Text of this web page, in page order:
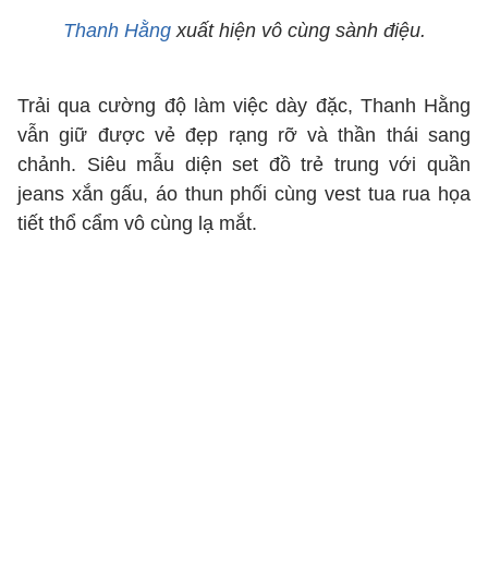
Thanh Hằngxuất hiện vô cùng sành điệu.
Trải qua cường độ làm việc dày đặc, Thanh Hằng
vẫn giữ được vẻ đẹp rạng rỡ và thần thái sang
chảnh. Siêu mẫu diện set đồ trẻ trung với quần
jeans xắn gấu, áo thun phối cùng vest tua rua họa
tiết thổ cẩm vô cùng lạ mắt.